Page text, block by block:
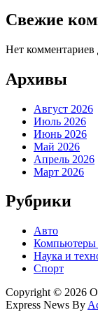
Свежие
Нет комментариев
Архивы
Август 2026
Июль 2026
Июнь 2026
Май 2026
Апрель 2026
Март 2026
Рубрики
Авто
Компьютеры
Наука и
Спорт
Copyright © 2026
Express News By